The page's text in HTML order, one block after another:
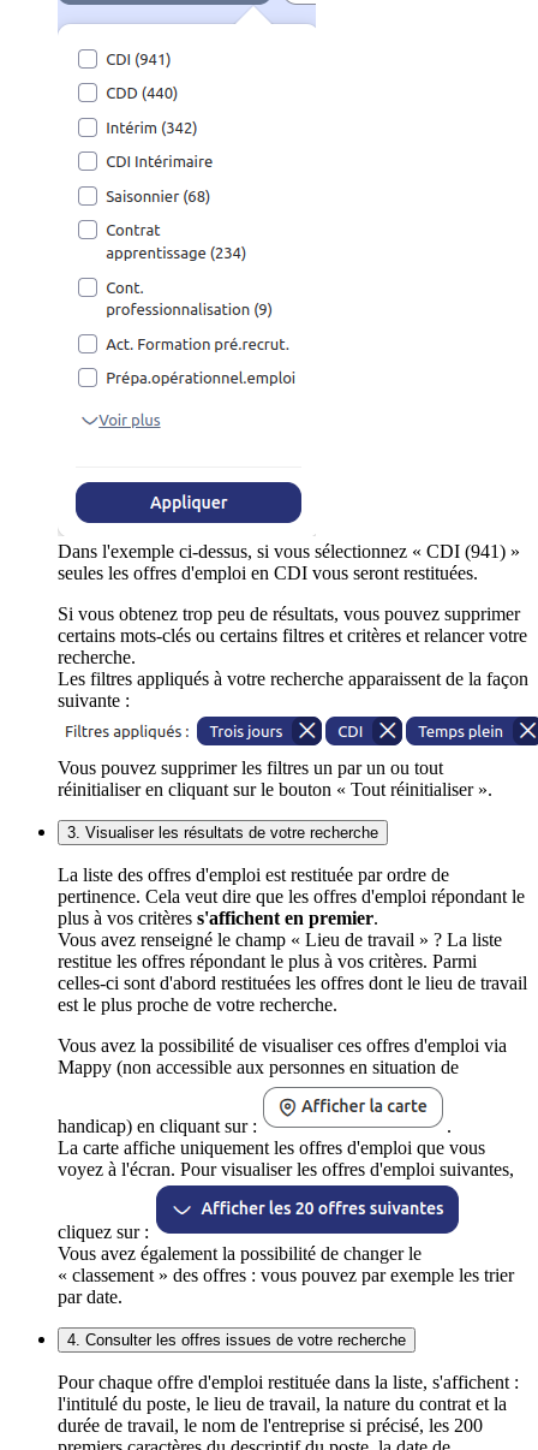
Dans l'exemple ci-dessus, si vous sélectionnez « CDI (941) »
seules les offres d'emploi en CDI vous seront restituées.
Si vous obtenez trop peu de résultats, vous pouvez supprimer
certains mots-clés ou certains filtres et critères et relancer votre
recherche.
Les filtres appliqués à votre recherche apparaissent de la façon
suivante :
Vous pouvez supprimer les filtres un par un ou tout
réinitialiser en cliquant sur le bouton « Tout réinitialiser ».
3. Visualiser les résultats de votre recherche
La liste des offres d'emploi est restituée par ordre de
pertinence. Cela veut dire que les offres d'emploi répondant le
plus à vos critères s'affichent en premier.
Vous avez renseigné le champ « Lieu de travail » ? La liste
restitue les offres répondant le plus à vos critères. Parmi
celles-ci sont d'abord restituées les offres dont le lieu de travail
est le plus proche de votre recherche.
Vous avez la possibilité de visualiser ces offres d'emploi via
Mappy (non accessible aux personnes en situation de
handicap) en cliquant sur :
.
La carte affiche uniquement les offres d'emploi que vous
voyez à l'écran. Pour visualiser les offres d'emploi suivantes,
cliquez sur :
Vous avez également la possibilité de changer le
« classement » des offres : vous pouvez par exemple les trier
par date.
4. Consulter les offres issues de votre recherche
Pour chaque offre d'emploi restituée dans la liste, s'affichent :
l'intitulé du poste, le lieu de travail, la nature du contrat et la
durée de travail, le nom de l'entreprise si précisé, les 200